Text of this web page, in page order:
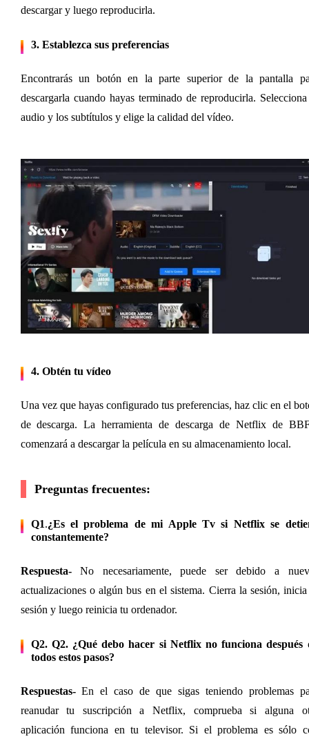
descargar y luego reproducirla.
3. Establezca sus preferencias
Encontrarás un botón en la parte superior de la pantalla
descargarla cuando hayas terminado de reproducirla.
audio y los subtítulos y elige la calidad del vídeo.
4. Obtén tu vídeo
Una vez que hayas configurado tus preferencias, haz clic en el
de descarga. La herramienta de descarga de Netflix de
comenzará a descargar la película en su almacenamiento local.
Preguntas frecuentes:
Q1.¿Es el problema de mi Apple Tv si Netflix se
constantemente?
Respuesta- No necesariamente, puede ser debido a
actualizaciones o algún bus en el sistema. Cierra la sesión,
sesión y luego reinicia tu ordenador.
Q2. Q2. ¿Qué debo hacer si Netflix no funciona después
todos estos pasos?
Respuestas- En el caso de que sigas teniendo problemas
reanudar tu suscripción a Netflix, comprueba si alguna
aplicación funciona en tu televisor. Si el problema es sólo